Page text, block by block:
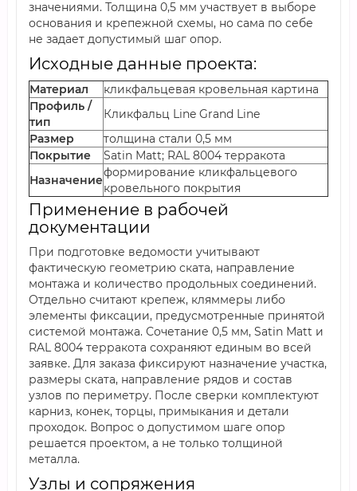
значениями. Толщина 0,5 мм участвует в выборе
основания и крепежной схемы, но сама по себе
не задает допустимый шаг опор.
Исходные данные проекта:
Материал
кликфальцевая кровельная картина
Профиль /
тип
Кликфальц Line Grand Line
Размер
толщина стали 0,5 мм
Покрытие
Satin Мatt; RAL 8004 терракота
Назначение
формирование кликфальцевого
кровельного покрытия
Применение в рабочей
документации
При подготовке ведомости учитывают
фактическую геометрию ската, направление
монтажа и количество продольных соединений.
Отдельно считают крепеж, кляммеры либо
элементы фиксации, предусмотренные принятой
системой монтажа. Сочетание 0,5 мм, Satin Мatt и
RAL 8004 терракота сохраняют единым во всей
заявке. Для заказа фиксируют назначение участка,
размеры ската, направление рядов и состав
узлов по периметру. После сверки комплектуют
карниз, конек, торцы, примыкания и детали
проходок. Вопрос о допустимом шаге опор
решается проектом, а не только толщиной
металла.
Узлы и сопряжения